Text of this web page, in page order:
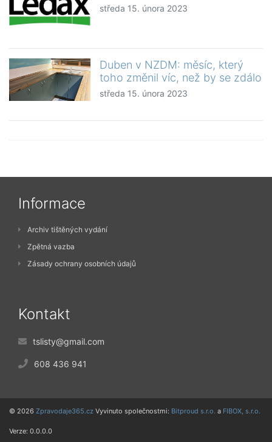
středa 15. února 2023
Duben v NZDM: měsíc, který
toho změnil víc, než by se zdálo
středa 15. února 2023
Informace
Archiv tištěných vydání
Zpětná vazba
Zásady ochrany osobních údajů
Kontakt
tslisty@gmail.com
608 436 941
© 2026 Zpravodaje365.cz Vyvinuto společnostmi: Bitproud s.r.o. a FIBOX, s.r.o.
Verze: 0.0.0.0